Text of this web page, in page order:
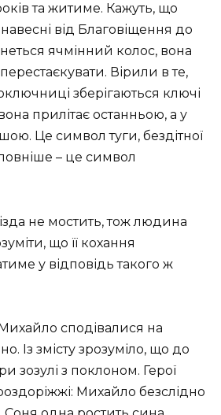
та житиме. Кажуть, що
від Благовіщення до
ячмінний колос, вона
Вірили в те,
зберігаються ключі
прилітає останньою, а у
Це символ туги, бездітної
– це символ
не мостить, тож людина
що її кохання
у відповідь такого ж
Михайло сподівалися на
Із змісту зрозуміло, що до
зозулі з поклоном. Герої
Михайло безслідно